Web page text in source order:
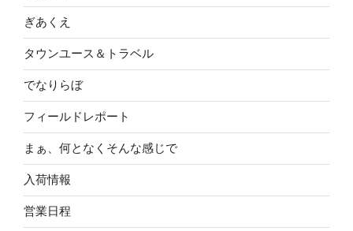
ぎあくえ
タウンユース＆トラベル
でなりらぼ
フィールドレポート
まぁ、何となくそんな感じで
入荷情報
営業日程